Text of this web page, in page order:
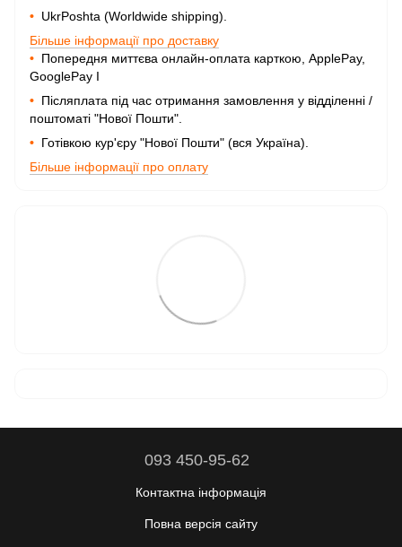
• UkrPoshta (Worldwide shipping).
Більше інформації про доставку
• Попередня миттєва онлайн-оплата карткою, ApplePay,
GooglePay I
• Післяплата під час отримання замовлення у відділенні /
поштоматі "Нової Пошти".
• Готівкою кур'єру "Нової Пошти" (вся Україна).
Більше інформації про оплату
093 450-95-62
Контактна інформація
Повна версія сайту